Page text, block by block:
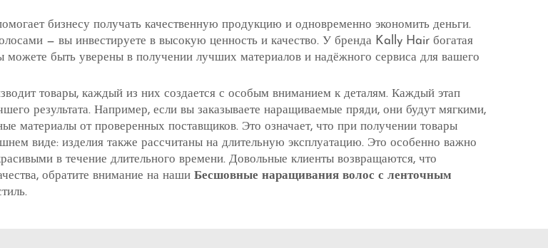
бизнесу получать качественную продукцию и одновременно экономить деньги.
— вы инвестируете в высокую ценность и качество. У бренда Kally Hair богатая
быть уверены в получении лучших материалов и надёжного сервиса для вашего
товары, каждый из них создается с особым вниманием к деталям. Каждый этап
результата. Например, если вы заказываете наращиваемые пряди, они будут мягкими,
материалы от проверенных поставщиков. Это означает, что при получении товары
виде: изделия также рассчитаны на длительную эксплуатацию. Это особенно важно
в течение длительного времени. Довольные клиенты возвращаются, что
обратите внимание на наши Бесшовные наращивания волос с ленточным